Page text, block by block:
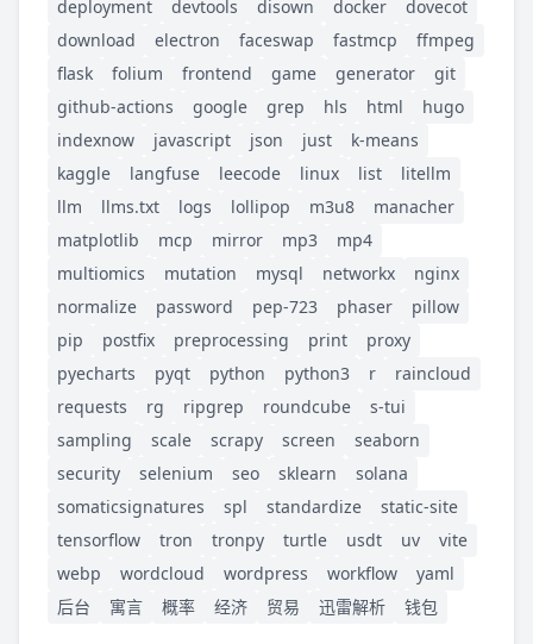
deployment devtools disown docker
dovecot
download
electron faceswap fastmcp
ffmpeg
flask
folium frontend game generator
git
github-actions
google grep hls html
hugo
indexnow
javascript json just
k-means
kaggle
langfuse leecode linux list
litellm
llm
llms.txt logs lollipop m3u8
manacher
matplotlib
mcp mirror mp3
mp4
multiomics
mutation mysql networkx
nginx
normalize
password pep-723 phaser
pillow
pip
postfix preprocessing print
proxy
pyecharts
pyqt python python3 r
raincloud
requests
rg ripgrep roundcube
s-tui
sampling
scale scrapy screen
seaborn
security
selenium seo sklearn
solana
somaticsignatures
spl standardize
static-site
tensorflow
tron tronpy turtle usdt uv
vite
webp
wordcloud wordpress workflow
yaml
后台
寓言 概率 经济 贸易 迅雷解析 钱包